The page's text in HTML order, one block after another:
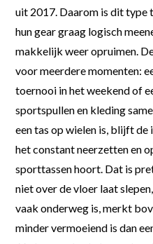
uit 2017. Daarom is dit type
hun gear graag logisch
makkelijk weer opruimen.
voor meerdere momenten:
toernooi in het weekend of
sportspullen en kleding
een tas op wielen is, blijft
het constant neerzetten en
sporttassen hoort. Dat is
niet over de vloer laat
vaak onderweg is, merkt
minder vermoeiend is dan